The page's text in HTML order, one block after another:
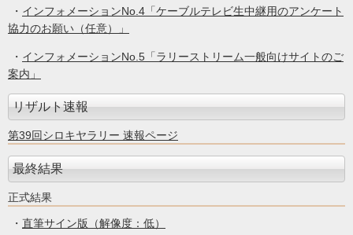
・ インフォメーションNo.4「ケーブルテレビ生中継用のアンケート
協力のお願い（任意）」
・ インフォメーションNo.5「ラリーストリーム一般向けサイトのご
案内」
リザルト速報
第39回シロキヤラリー 速報ページ
最終結果
正式結果
・ 直筆サイン版（解像度：低）